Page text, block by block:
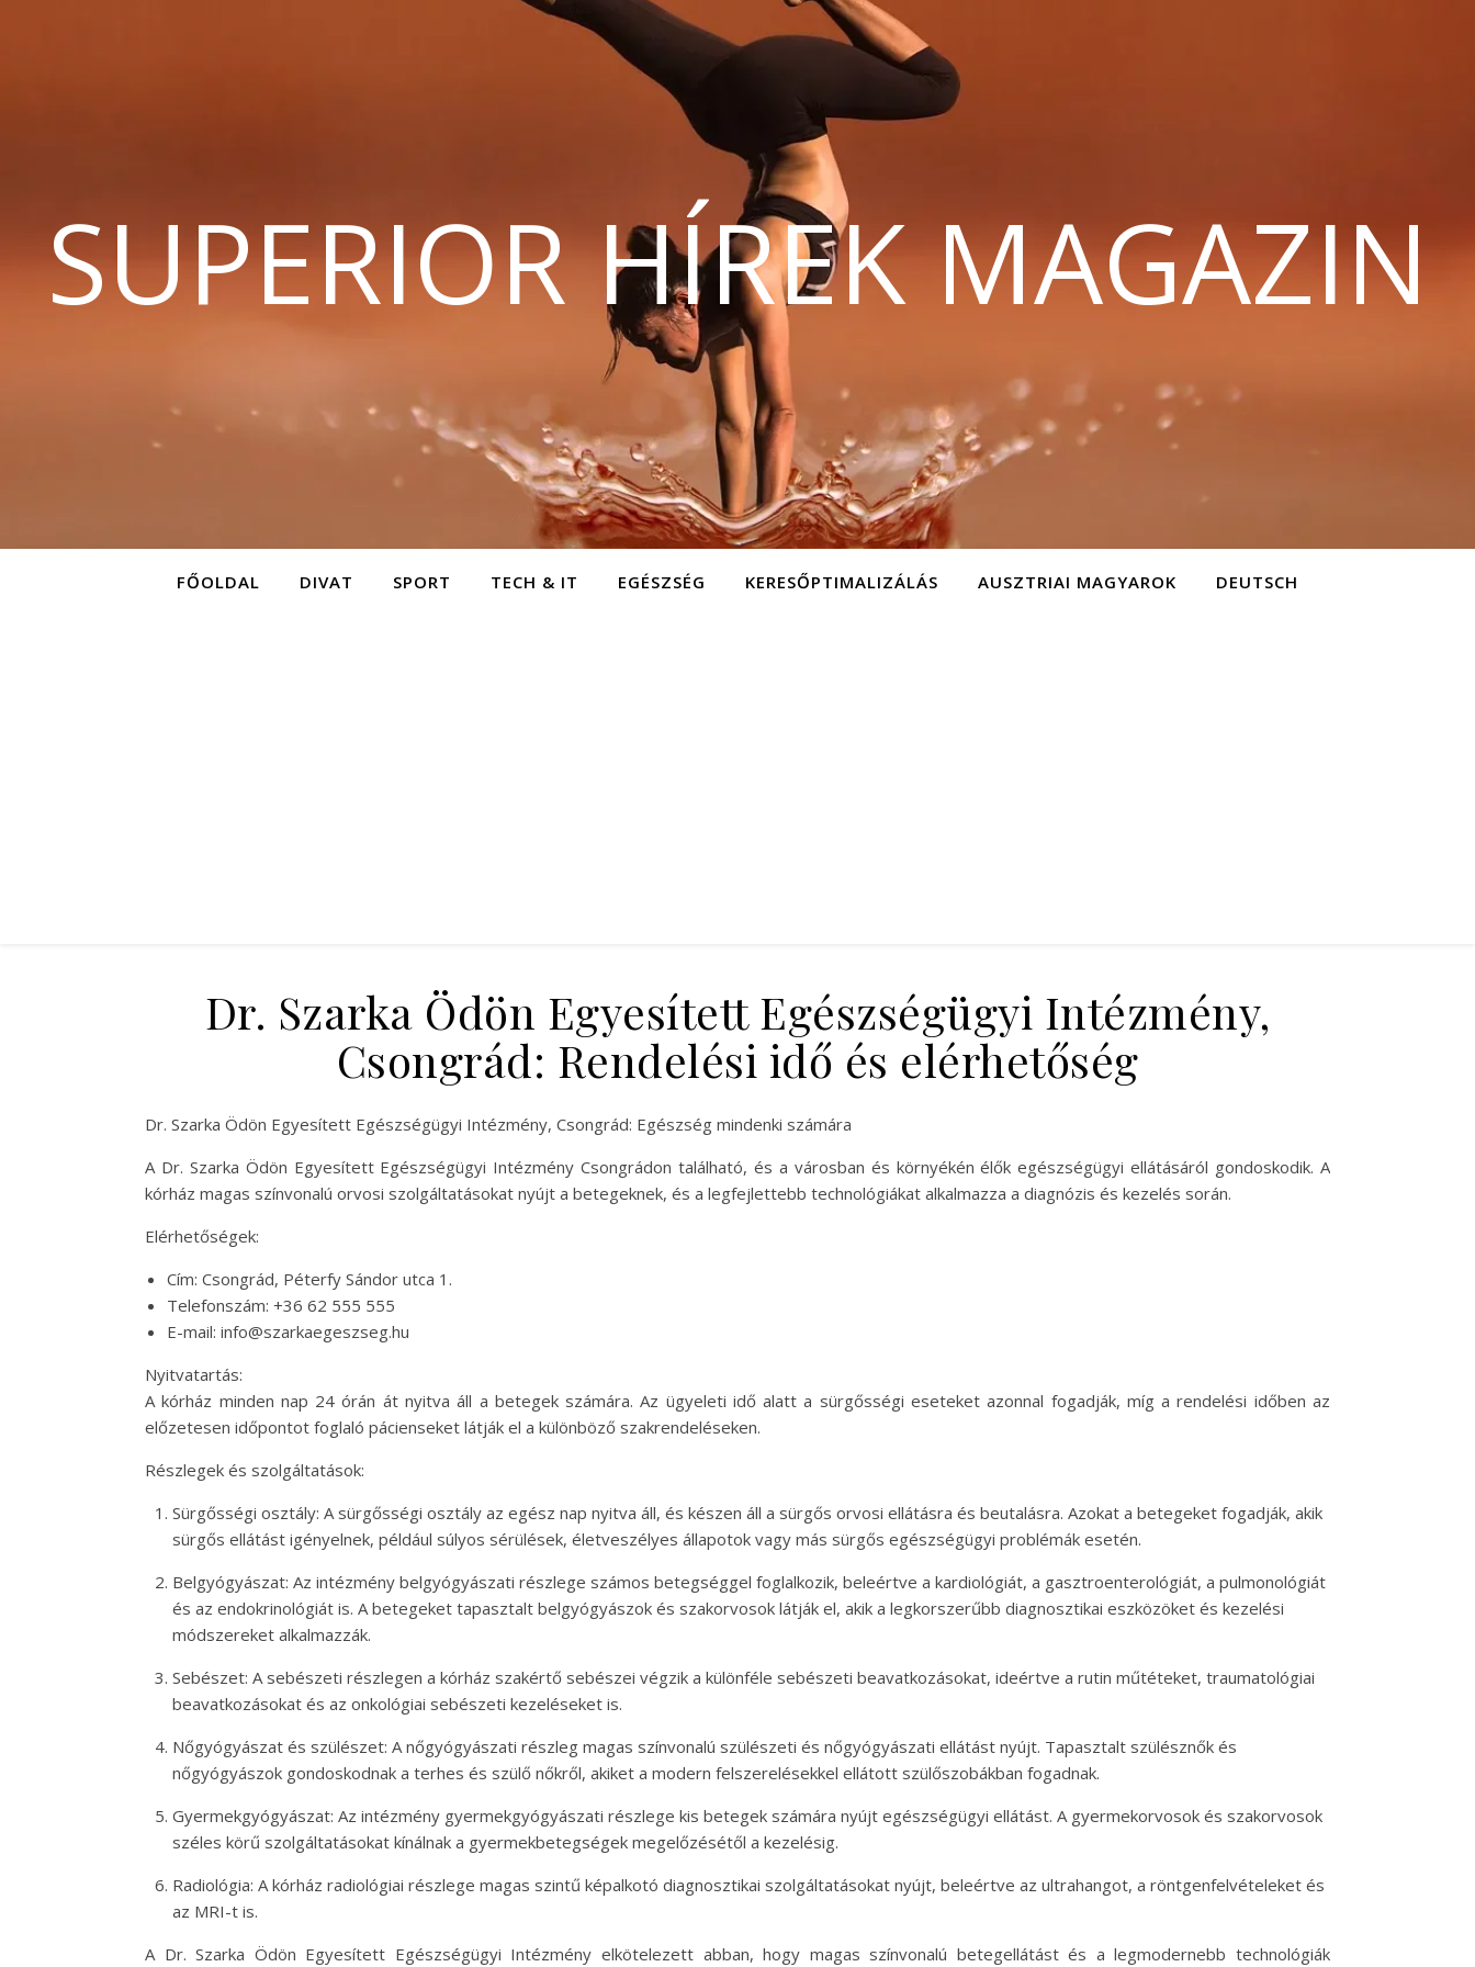
SUPERIOR HÍREK MAGAZIN
FŐOLDAL DIVAT SPORT TECH & IT EGÉSZSÉG KERESŐPTIMALIZÁLÁS AUSZTRIAI MAGYAROK DEUTSCH
Dr. Szarka Ödön Egyesített Egészségügyi Intézmény,
Csongrád: Rendelési idő és elérhetőség
Dr. Szarka Ödön Egyesített Egészségügyi Intézmény, Csongrád: Egészség mindenki számára
A Dr. Szarka Ödön Egyesített Egészségügyi Intézmény Csongrádon található, és a városban és környékén élők egészségügyi ellátásáról gondoskodik. A
kórház magas színvonalú orvosi szolgáltatásokat nyújt a betegeknek, és a legfejlettebb technológiákat alkalmazza a diagnózis és kezelés során.
Elérhetőségek:
Cím: Csongrád, Péterfy Sándor utca 1.
Telefonszám: +36 62 555 555
E-mail: info@szarkaegeszseg.hu
Nyitvatartás:
A kórház minden nap 24 órán át nyitva áll a betegek számára. Az ügyeleti idő alatt a sürgősségi eseteket azonnal fogadják, míg a rendelési időben az
előzetesen időpontot foglaló pácienseket látják el a különböző szakrendeléseken.
Részlegek és szolgáltatások:
Sürgősségi osztály: A sürgősségi osztály az egész nap nyitva áll, és készen áll a sürgős orvosi ellátásra és beutalásra. Azokat a betegeket fogadják, akik
sürgős ellátást igényelnek, például súlyos sérülések, életveszélyes állapotok vagy más sürgős egészségügyi problémák esetén.
Belgyógyászat: Az intézmény belgyógyászati ​​részlege számos betegséggel foglalkozik, beleértve a kardiológiát, a gasztroenterológiát, a pulmonológiát
és az endokrinológiát is. A betegeket tapasztalt belgyógyászok és szakorvosok látják el, akik a legkorszerűbb diagnosztikai eszközöket és kezelési
módszereket alkalmazzák.
Sebészet: A sebészeti részlegen a kórház szakértő sebészei végzik a különféle sebészeti beavatkozásokat, ideértve a rutin műtéteket, traumatológiai
beavatkozásokat és az onkológiai sebészeti kezeléseket is.
Nőgyógyászat és szülészet: A nőgyógyászati ​​részleg magas színvonalú szülészeti és nőgyógyászati ​​ellátást nyújt. Tapasztalt szülésznők és
nőgyógyászok gondoskodnak a terhes és szülő nőkről, akiket a modern felszerelésekkel ellátott szülőszobákban fogadnak.
Gyermekgyógyászat: Az intézmény gyermekgyógyászati ​​részlege kis betegek számára nyújt egészségügyi ellátást. A gyermekorvosok és szakorvosok
széles körű szolgáltatásokat kínálnak a gyermekbetegségek megelőzésétől a kezelésig.
Radiológia: A kórház radiológiai részlege magas szintű képalkotó diagnosztikai szolgáltatásokat nyújt, beleértve az ultrahangot, a röntgenfelvételeket és
az MRI-t is.
A Dr. Szarka Ödön Egyesített Egészségügyi Intézmény elkötelezett abban, hogy magas színvonalú betegellátást és a legmodernebb technológiák